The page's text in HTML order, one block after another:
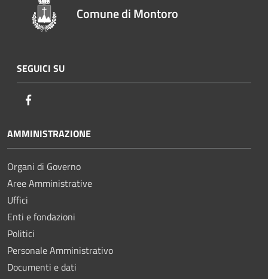
Comune di Montoro
SEGUICI SU
AMMINISTRAZIONE
Organi di Governo
Aree Amministrative
Uffici
Enti e fondazioni
Politici
Personale Amministrativo
Documenti e dati